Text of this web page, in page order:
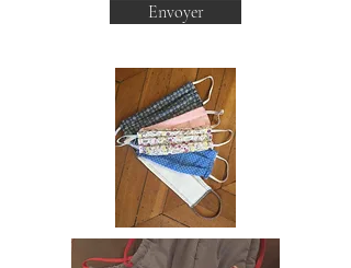
Envoyer